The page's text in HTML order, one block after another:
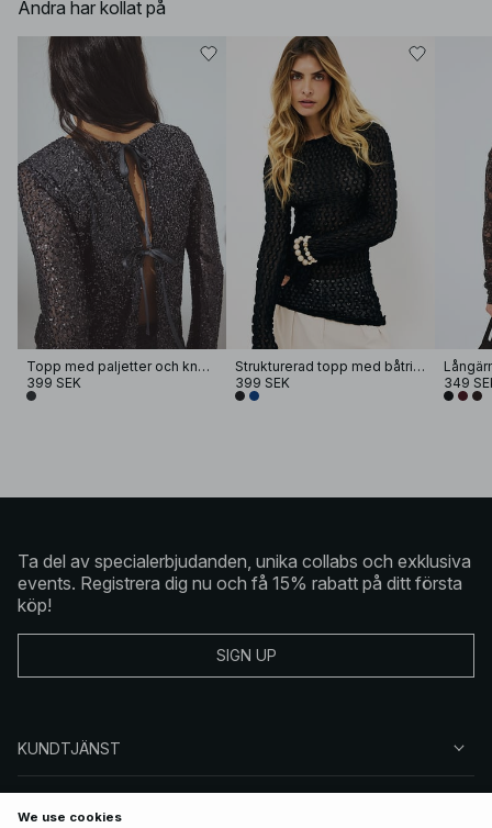
Andra har kollat på
Topp med paljetter och knyt i ryggen
399 SEK
Strukturerad topp med båtringning
399 SEK
349
Ta del av specialerbjudanden, unika collabs och exklusiva
events. Registrera dig nu och få 15% rabatt på ditt första
köp!
SIGN UP
KUNDTJÄNST